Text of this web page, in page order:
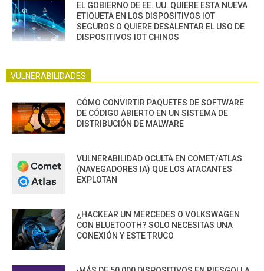
EL GOBIERNO DE EE. UU. QUIERE ESTA NUEVA
ETIQUETA EN LOS DISPOSITIVOS IOT
SEGUROS O QUIERE DESALENTAR EL USO DE
DISPOSITIVOS IOT CHINOS
VULNERABILIDADES
CÓMO CONVIRTIR PAQUETES DE SOFTWARE
DE CÓDIGO ABIERTO EN UN SISTEMA DE
DISTRIBUCIÓN DE MALWARE
VULNERABILIDAD OCULTA EN COMET/ATLAS
(NAVEGADORES IA) QUE LOS ATACANTES
EXPLOTAN
¿HACKEAR UN MERCEDES O VOLKSWAGEN
CON BLUETOOTH? SOLO NECESITAS UNA
CONEXIÓN Y ESTE TRUCO